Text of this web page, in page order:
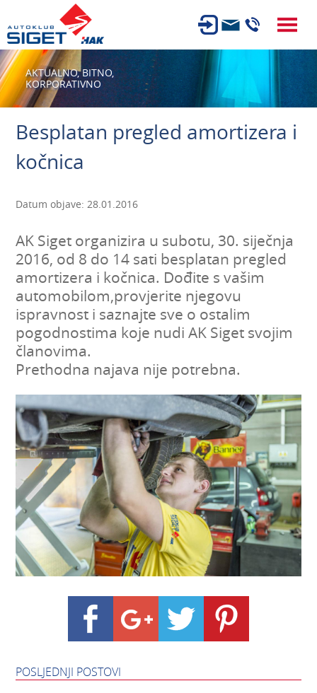
ČLANSTVO
TEHNIČKI PREGLED
AUTOSERVIS
KARIJERA
AUTOŠKOLA
AKTUALNO,BITNO,
KORPORATIVNO
Besplatan pregled amortizera i
kočnica
Datum objave: 28.01.2016
AK Siget organizira u subotu, 30. siječnja
2016, od 8 do 14 sati besplatan pregled
amortizera i kočnica. Dođite s vašim
automobilom,provjerite njegovu
ispravnost i saznajte sve o ostalim
pogodnostima koje nudi AK Siget svojim
članovima.
Prethodna najava nije potrebna.
POSLJEDNJI POSTOVI